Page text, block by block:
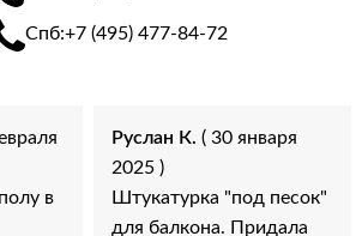
Спб:+7 (495) 477-84-72
в
Руслан К. ( 30 января
2025 )
Штукатурка "под песок"
для балкона. Придала